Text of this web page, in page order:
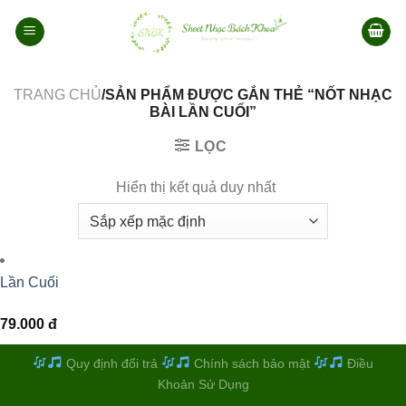
qua
TRANG CHỦ/SẢN PHẨM ĐƯỢC GẮN THẺ “NỐT NHẠC
BÀI LẦN CUỐI”
LỌC
Hiển thị kết quả duy nhất
Lần Cuối
79.000 đ
Quy định đổi trả Chính sách bảo mật
Điều
Khoản Sử Dụng